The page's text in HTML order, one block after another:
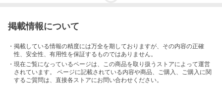
掲載情報について
・掲載している情報の精度には万全を期しておりますが、その内容の正確
性、安全性、有用性を保証するものではありません。
・現在ご覧になっているページは、この商品を取り扱うストアによって運営
されています。 ページに記載されている内容や商品、ご購入 、ご購入に関
するご質問は、直接各ストアにお問い合わせください。